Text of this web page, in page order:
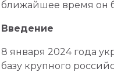
ближайшее время он
Введение
8 января 2024 года
базу крупного